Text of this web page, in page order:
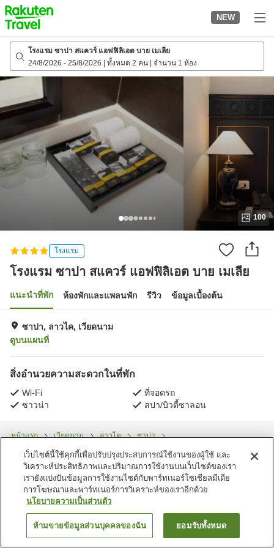
to
top
page
NEW
โรงแรม ซาปา สแควร์ แอฟฟิลิเอต บาย เมเลีย
24/8/2026 - 25/8/2026 ทั้งหมด 2 คน จำนวน 1 ห้อง
100
โรงแรม
โรงแรม ซาปา สแควร์ แอฟฟิลิเอต บาย เมเลีย
แนะนำที่พัก ห้องพักและแพลนพัก รีวิว ข้อมูลเบื้องต้น
ซาปา, ลาวไค, เวียดนาม
ดูบนแผนที่
สิ่งอำนวยความสะดวกในที่พัก
Wi-Fi
ที่จอดรถ
ซาวน่า
สปา/บิวตี้ซาลอน
หน้าแรก เวียดนาม ลาวไค
ซาปา
โรงแรม ซาปา สแควร์ แอฟฟิลิเอต บาย เมเลีย
ค้นหาห้องพัก
เว็บไซต์นี้ใช้คุกกี้เพื่อปรับปรุงประสบการณ์ใช้งานของผู้ใช้ และ
วิเคราะห์ประสิทธิภาพและปริมาณการใช้งานบนเว็บไซต์ของเรา
เรายังแบ่งปันข้อมูลการใช้งานไซต์กับพาร์ทเนอร์โซเชียลมีเดีย
การโฆษณาและพาร์ทเนอร์การวิเคราะห์ของเราอีกด้วย
นโยบายความเป็นส่วนตัว
ห้ามขายข้อมูลส่วนบุคคลของฉัน ยอมรับทั้งหมด